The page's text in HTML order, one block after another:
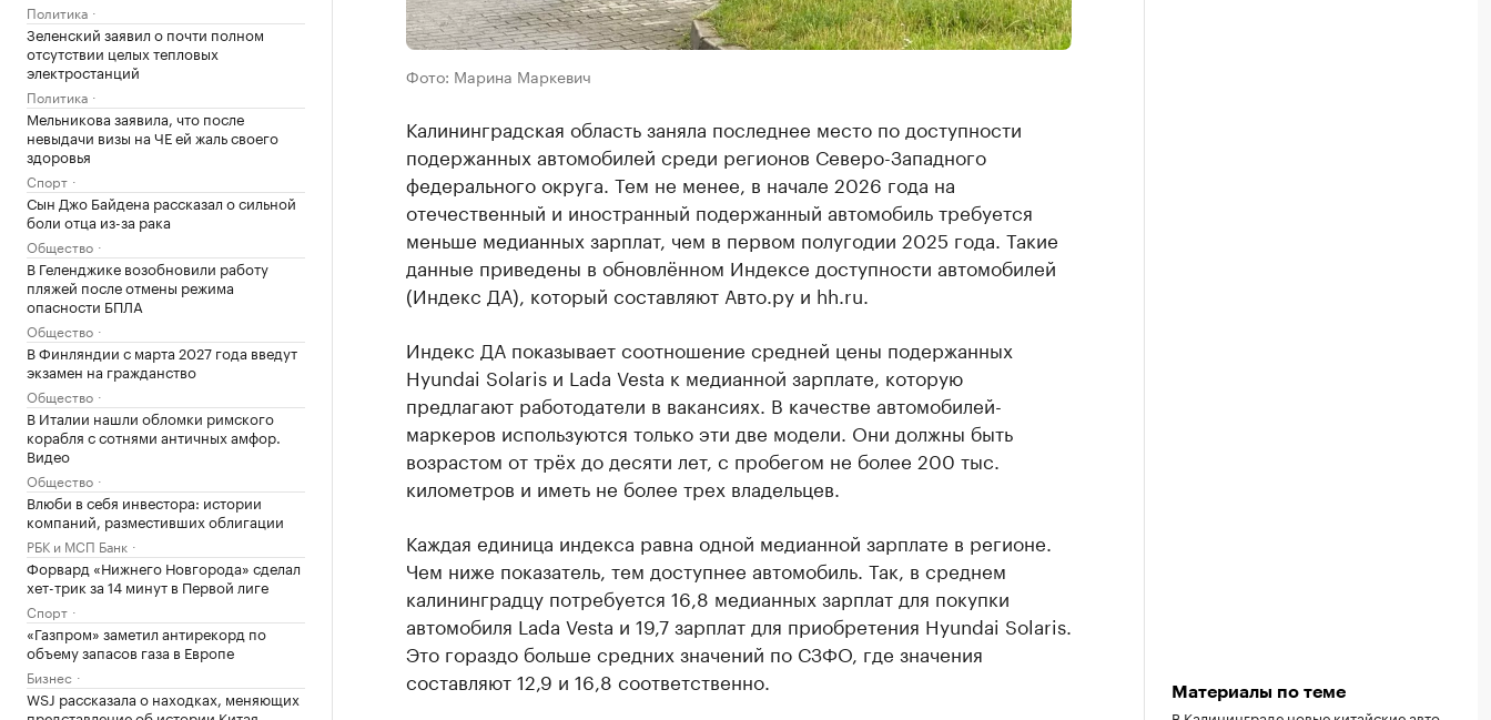
Политика
Зеленский заявил о почти полном
отсутствии целых тепловых
электростанций
Политика
Мельникова заявила, что после
невыдачи визы на ЧЕ ей жаль своего
здоровья
Спорт
Сын Джо Байдена рассказал о сильной
боли отца из-за рака
Общество
В Геленджике возобновили работу
пляжей после отмены режима
опасности БПЛА
Общество
В Финляндии с марта 2027 года введут
экзамен на гражданство
Общество
В Италии нашли обломки римского
корабля с сотнями античных амфор.
Видео
Общество
Влюби в себя инвестора: истории
компаний, разместивших облигации
РБК и МСП Банк
Форвард «Нижнего Новгорода» сделал
хет-трик за 14 минут в Первой лиге
Спорт
«Газпром» заметил антирекорд по
объему запасов газа в Европе
Бизнес
WSJ рассказала о находках, меняющих
Фото: Марина Маркевич
Калининградская область заняла последнее место по доступности
подержанных автомобилей среди регионов Северо-Западного
федерального округа. Тем не менее, в начале 2026 года на
отечественный и иностранный подержанный автомобиль требуется
меньше медианных зарплат, чем в первом полугодии 2025 года. Такие
данные приведены в обновлённом Индексе доступности автомобилей
(Индекс ДА), который составляют Авто.ру и hh.ru.
Индекс ДА показывает соотношение средней цены подержанных
Hyundai Solaris и Lada Vesta к медианной зарплате, которую
предлагают работодатели в вакансиях. В качестве автомобилей-
маркеров используются только эти две модели. Они должны быть
возрастом от трёх до десяти лет, с пробегом не более 200 тыс.
километров и иметь не более трех владельцев.
Каждая единица индекса равна одной медианной зарплате в регионе.
Чем ниже показатель, тем доступнее автомобиль. Так, в среднем
калининградцу потребуется 16,8 медианных зарплат для покупки
автомобиля Lada Vesta и 19,7 зарплат для приобретения Hyundai Solaris.
Это гораздо больше средних значений по СЗФО, где значения
составляют 12,9 и 16,8 соответственно.
Материалы по теме